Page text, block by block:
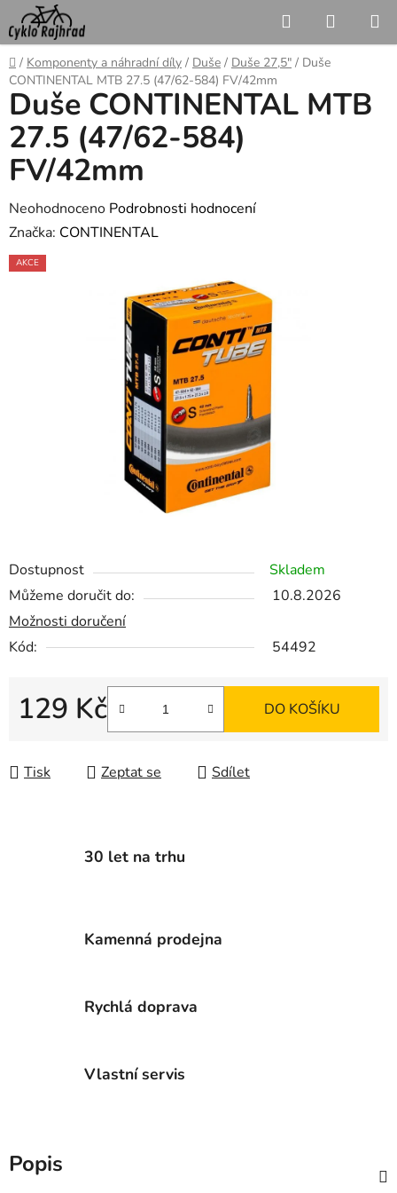
Přejít
na
obsah
Hledat
KOŠÍK
Domů
/ Komponenty a náhradní díly / Duše / Duše 27,5" / Duše
CONTINENTAL MTB 27.5 (47/62-584) FV/42mm
Dostupnost
Skladem
Můžeme doručit do:
10.8.2026
Možnosti doručení
Kód:
54492
129 Kč DO KOŠÍKU
Tisk Zeptat se Sdílet
Duše CONTINENTAL MTB
27.5 (47/62-584)
FV/42mm
Průměrné
hodnocení
produktu
Neohodnoceno Podrobnosti hodnocení
Značka: CONTINENTAL
AKCE
30 let na trhu
Kamenná prodejna
Rychlá doprava
Vlastní servis
Popis